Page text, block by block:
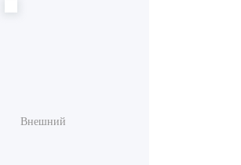
Внешний